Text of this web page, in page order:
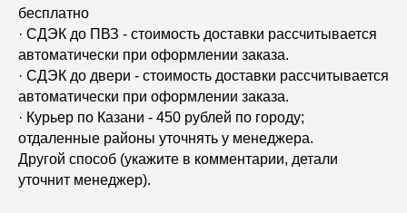
бесплатно
· СДЭК до ПВЗ - стоимость доставки рассчитывается
автоматически при оформлении заказа.
· СДЭК до двери - стоимость доставки рассчитывается
автоматически при оформлении заказа.
· Курьер по Казани - 450 рублей по городу;
отдаленные районы уточнять у менеджера.
Другой способ (укажите в комментарии, детали
уточнит менеджер).